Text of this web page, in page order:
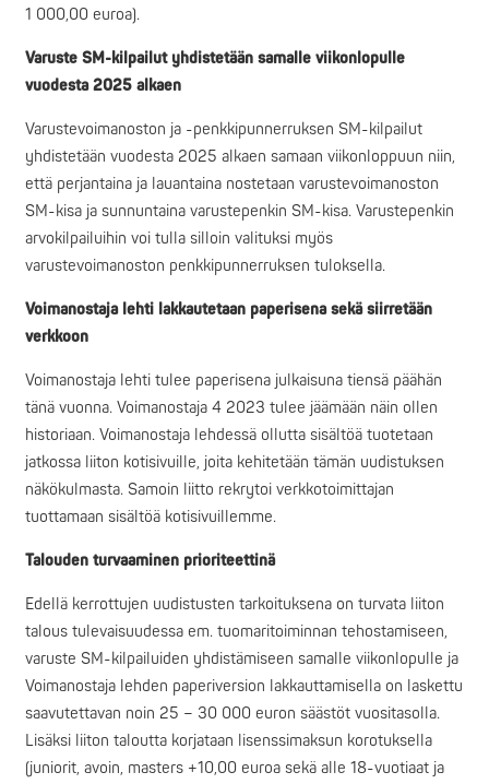
1 000,00 euroa).
Varuste SM-kilpailut yhdistetään samalle viikonlopulle
vuodesta 2025 alkaen
Varustevoimanoston ja -penkkipunnerruksen SM-kilpailut
yhdistetään vuodesta 2025 alkaen samaan viikonloppuun niin,
että perjantaina ja lauantaina nostetaan varustevoimanoston
SM-kisa ja sunnuntaina varustepenkin SM-kisa. Varustepenkin
arvokilpailuihin voi tulla silloin valituksi myös
varustevoimanoston penkkipunnerruksen tuloksella.
Voimanostaja lehti lakkautetaan paperisena sekä siirretään
verkkoon
Voimanostaja lehti tulee paperisena julkaisuna tiensä päähän
tänä vuonna. Voimanostaja 4 2023 tulee jäämään näin ollen
historiaan. Voimanostaja lehdessä ollutta sisältöä tuotetaan
jatkossa liiton kotisivuille, joita kehitetään tämän uudistuksen
näkökulmasta. Samoin liitto rekrytoi verkkotoimittajan
tuottamaan sisältöä kotisivuillemme.
Talouden turvaaminen prioriteettinä
Edellä kerrottujen uudistusten tarkoituksena on turvata liiton
talous tulevaisuudessa em. tuomaritoiminnan tehostamiseen,
varuste SM-kilpailuiden yhdistämiseen samalle viikonlopulle ja
Voimanostaja lehden paperiversion lakkauttamisella on laskettu
saavutettavan noin 25 – 30 000 euron säästöt vuositasolla.
Lisäksi liiton taloutta korjataan lisenssimaksun korotuksella
(juniorit, avoin, masters +10,00 euroa sekä alle 18-vuotiaat ja